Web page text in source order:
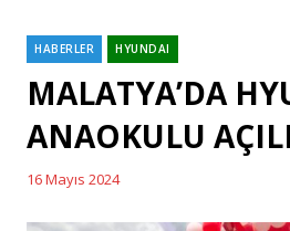
Categories
HABERLER HYUNDAI
MALATYA’DA
ANAOKULU
Posted
16 Mayıs 2024